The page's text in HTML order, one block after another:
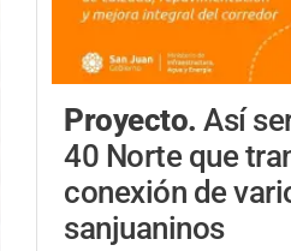
Proyecto.Así
40 Norte que
conexión de
sanjuaninos